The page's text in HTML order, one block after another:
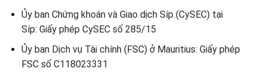
Ủy ban Chứng khoán và Giao dịch Síp (CySEC) tại
Síp: Giấy phép CySEC số 285/15
Ủy ban Dịch vụ Tài chính (FSC) ở Mauritius: Giấy phép
FSC số C118023331